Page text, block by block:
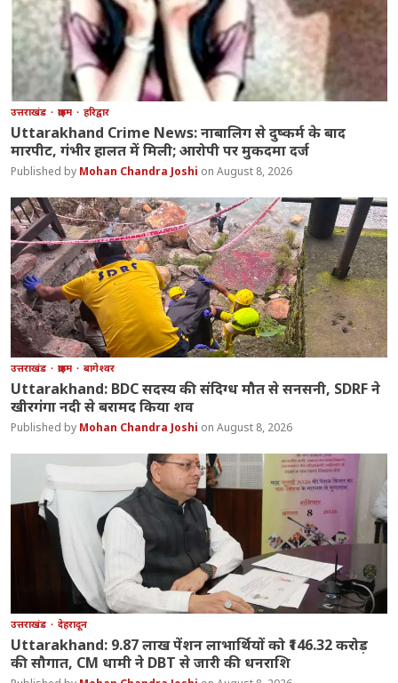
उत्तराखंड क्राइम हरिद्वार
Uttarakhand Crime News: नाबालिग से दुष्कर्म के बाद
मारपीट, गंभीर हालत में मिली; आरोपी पर मुकदमा दर्ज
Mohan Chandra Joshi August 8, 2026
उत्तराखंड क्राइम बागेश्वर
Uttarakhand: BDC सदस्य की संदिग्ध मौत से सनसनी, SDRF ने
खीरगंगा नदी से बरामद किया शव
Mohan Chandra Joshi August 8, 2026
उत्तराखंड देहरादून
Uttarakhand: 9.87 लाख पेंशन लाभार्थियों को ₹146.32 करोड़
की सौगात, CM धामी ने DBT से जारी की धनराशि